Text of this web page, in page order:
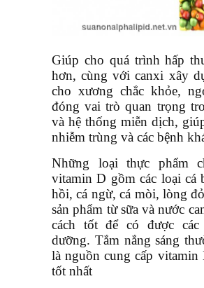
Giúp cho quá trình hấp
hơn, cùng với canxi xây
cho xương chắc khỏe,
đóng vai trò quan trọng
và hệ thống miễn dịch,
nhiễm trùng và các bệnh
Những loại thực phẩm
vitamin D gồm các loại cá
hồi, cá ngừ, cá mòi, lòng
sản phẩm từ sữa và nước
cách tốt để có được các
dưỡng. Tắm nắng sáng
là nguồn cung cấp vitamin
tốt nhất